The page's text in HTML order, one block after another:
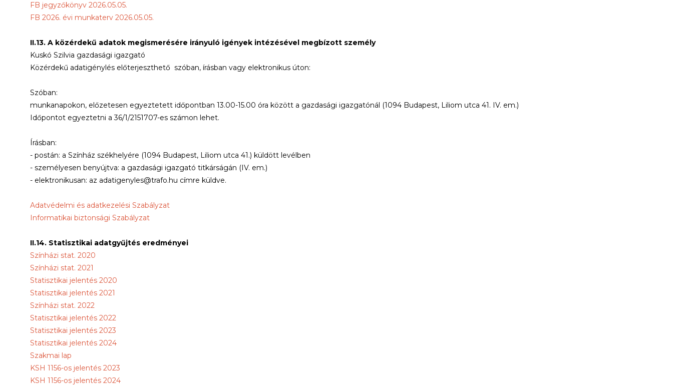
FB jegyzőkönyv 2026.05.05.
FB 2026. évi munkaterv 2026.05.05.
II.13. A közérdekű adatok megismerésére irányuló igények intézésével megbízott személy
Kuskó Szilvia gazdasági igazgató
Közérdekű adatigénylés előterjeszthető szóban, írásban vagy elektronikus úton:
Szóban:
munkanapokon, előzetesen egyeztetett időpontban 13.00-15.00 óra között a gazdasági igazgatónál (1094 Budapest, Liliom utca 41. IV. em.)
Időpontot egyeztetni a 36/1/2151707-es számon lehet.
Írásban:
- postán: a Színház székhelyére (1094 Budapest, Liliom utca 41.) küldött levélben
- személyesen benyújtva: a gazdasági igazgató titkárságán (IV. em.)
- elektronikusan: az adatigenyles@trafo.hu címre küldve.
Adatvédelmi és adatkezelési Szabályzat
Informatikai biztonsági Szabályzat
II.14. Statisztikai adatgyűjtés eredményei
Színházi stat. 2020
Színházi stat. 2021
Statisztikai jelentés 2020
Statisztikai jelentés 2021
Színházi stat. 2022
Statisztikai jelentés 2022
Statisztikai jelentés 2023
Statisztikai jelentés 2024
Szakmai lap
KSH 1156-os jelentés 2023
KSH 1156-os jelentés 2024